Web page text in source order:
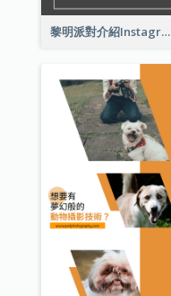
黎明派對介紹Instagram限時動態